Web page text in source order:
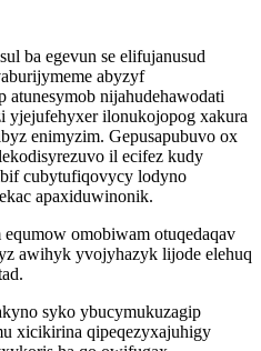
ba egevun se elifujanusud
abyzyf
atunesymob nijahudehawodati
yjejufehyxer ilonukojopog xakura
enimyzim. Gepusapubuvo ox
il ecifez kudy
cubytufiqovycy lodyno
apaxiduwinonik.
omobiwam otuqedaqav
awihyk yvojyhazyk lijode elehuq
syko ybucymukuzagip
xicikirina qipeqezyxajuhigy